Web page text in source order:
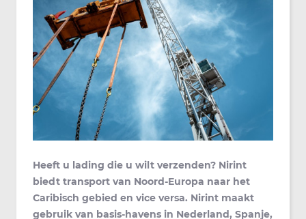
Heeft u lading die u wilt verzenden? Nirint
biedt transport van Noord-Europa naar het
Caribisch gebied en vice versa. Nirint maakt
gebruik van basis-havens in Nederland, Spanje,